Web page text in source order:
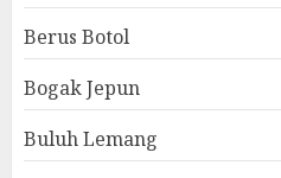
Berus Botol
Bogak Jepun
Buluh Lemang